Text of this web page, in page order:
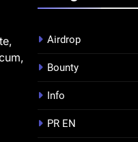
Airdrop
Bounty
Info
PR EN